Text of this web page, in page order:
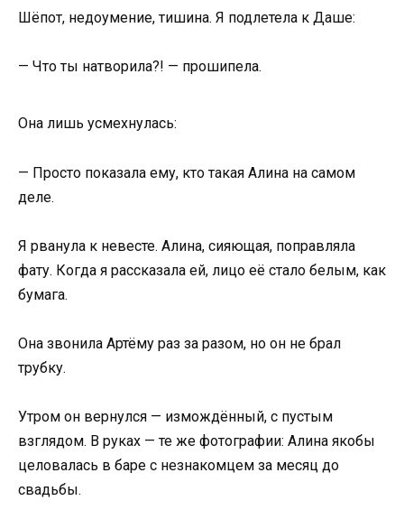
Шёпот, недоумение, тишина. Я подлетела к Даше:
— Что ты натворила?! — прошипела.
Она лишь усмехнулась:
— Просто показала ему, кто такая Алина на самом
деле.
Я рванула к невесте. Алина, сияющая, поправляла
фату. Когда я рассказала ей, лицо её стало белым, как
бумага.
Она звонила Артёму раз за разом, но он не брал
трубку.
Утром он вернулся — измождённый, с пустым
взглядом. В руках — те же фотографии: Алина якобы
целовалась в баре с незнакомцем за месяц до
свадьбы.